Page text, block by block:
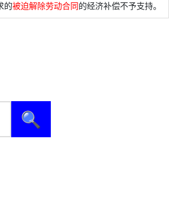
的被迫解除劳动合同的经济补偿不予支持。
🔍